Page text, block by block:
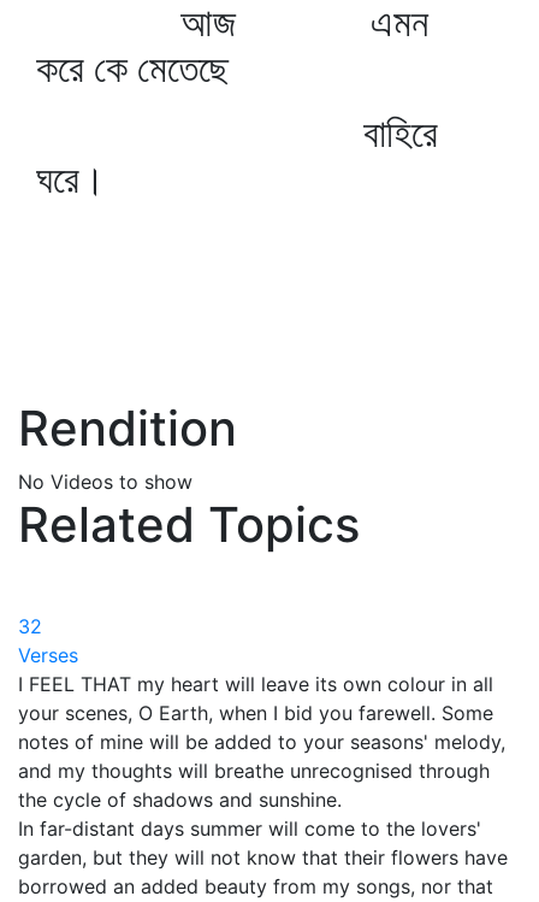
আজ এমন
করে কে মেতেছে
বাহিরে
ঘরে।
Rendition
No Videos to show
Related Topics
32
Verses
I FEEL THAT my heart will leave its own colour in all
your scenes, O Earth, when I bid you farewell. Some
notes of mine will be added to your seasons' melody,
and my thoughts will breathe unrecognised through
the cycle of shadows and sunshine.
In far-distant days summer will come to the lovers'
garden, but they will not know that their flowers have
borrowed an added beauty from my songs, nor that